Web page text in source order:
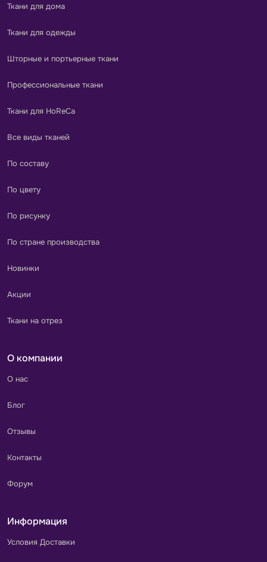
Ткани для дома
Ткани для одежды
Шторные и портьерные ткани
Профессиональные ткани
Ткани для HoReCa
Все виды тканей
По составу
По цвету
По рисунку
По стране производства
Новинки
Акции
Ткани на отрез
О компании
О нас
Блог
Отзывы
Контакты
Форум
Информация
Условия Доставки